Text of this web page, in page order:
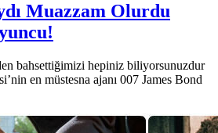
Muazzam Olurdu
bahsettiğimizi hepiniz biliyorsunuzdur
en müstesna ajanı 007 James Bond